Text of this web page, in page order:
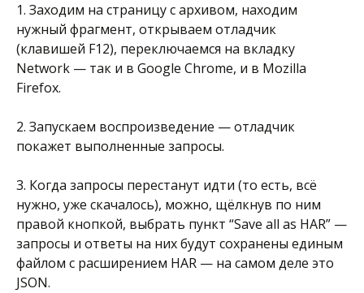
1. Заходим на страницу с архивом, находим
нужный фрагмент, открываем отладчик
(клавишей F12), переключаемся на вкладку
Network — так и в Google Chrome, и в Mozilla
Firefox.
2. Запускаем воспроизведение — отладчик
покажет выполненные запросы.
3. Когда запросы перестанут идти (то есть, всё
нужно, уже скачалось), можно, щёлкнув по ним
правой кнопкой, выбрать пункт “Save all as HAR” —
запросы и ответы на них будут сохранены единым
файлом с расширением HAR — на самом деле это
JSON.